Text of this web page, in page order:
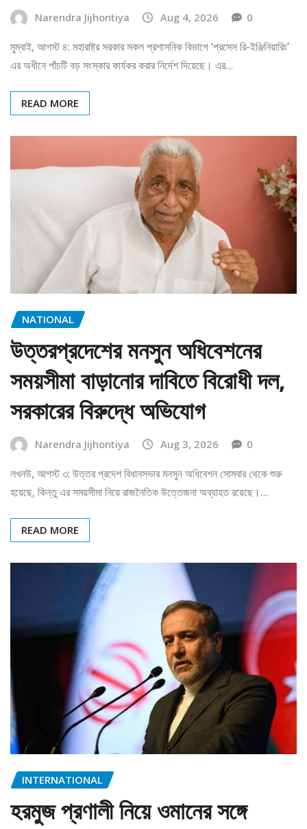
Narendra Jijhontiya Aug 4, 2026 0
মুম্বাই, আগস্ট ৪: মহারাষ্ট্র সরকার সকল প্রশাসনিক বিভাগে ‘প্রসেস রি-ইঞ্জিনিয়ারিং’
এর অধীনে পাঁচটি বড় সংস্কার কার্যকর করার নির্দেশ দিয়েছে। এর…
READ MORE
NATIONAL
উত্তরপ্রদেশের মনসুন অধিবেশনের
সময়সীমা বাড়ানোর দাবিতে বিরোধী দল,
সরকারের বিরুদ্ধে অভিযোগ
Narendra Jijhontiya Aug 3, 2026 0
লখনউ, আগস্ট ৩: উত্তর প্রদেশ বিধানসভার মনসুন অধিবেশন সোমবার থেকে শুরু
হয়েছে, কিন্তু এর সময়সীমা নিয়ে রাজনৈতিক উত্তেজনা অব্যাহত রয়েছে।…
READ MORE
INTERNATIONAL
হরমুজ প্রণালী নিয়ে ওমানের সঙ্গে